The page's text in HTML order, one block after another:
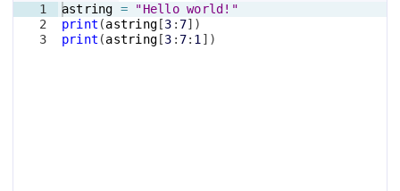
1
2
3
astring =
"Hello world!"
print (astring [3 : 7])
print (astring [3 : 7: 1 ])